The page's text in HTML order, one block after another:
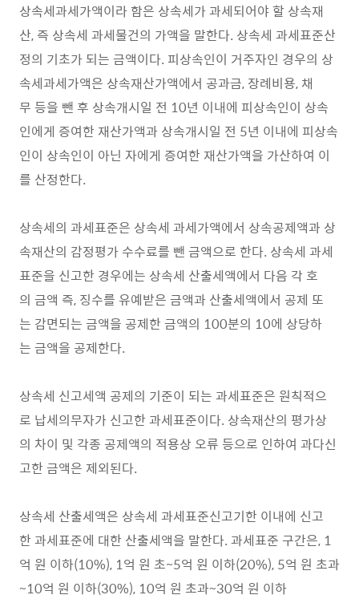
상속세과세가액이라 함은 상속세가 과세되어야 할 상속재
산, 즉 상속세 과세물건의 가액을 말한다. 상속세 과세표준산
정의 기초가 되는 금액이다. 피상속인이 거주자인 경우의 상
속세과세가액은 상속재산가액에서 공과금, 장례비용, 채
무 등을 뺀 후 상속개시일 전 10년 이내에 피상속인이 상속
인에게 증여한 재산가액과 상속개시일 전 5년 이내에 피상속
인이 상속인이 아닌 자에게 증여한 재산가액을 가산하여 이
를 산정한다.
상속세의 과세표준은 상속세 과세가액에서 상속공제액과 상
속재산의 감정평가 수수료를 뺀 금액으로 한다. 상속세 과세
표준을 신고한 경우에는 상속세 산출세액에서 다음 각 호
의 금액 즉, 징수를 유예받은 금액과 산출세액에서 공제 또
는 감면되는 금액을 공제한 금액의 100분의 10에 상당하
는 금액을 공제한다.
상속세 신고세액 공제의 기준이 되는 과세표준은 원칙적으
로 납세의무자가 신고한 과세표준이다. 상속재산의 평가상
의 차이 및 각종 공제액의 적용상 오류 등으로 인하여 과다신
고한 금액은 제외된다.
상속세 산출세액은 상속세 과세표준신고기한 이내에 신고
한 과세표준에 대한 산출세액을 말한다. 과세표준 구간은, 1
억 원 이하(10%), 1억 원 초~5억 원 이하(20%), 5억 원 초과
~10억 원 이하(30%), 10억 원 초과~30억 원 이하